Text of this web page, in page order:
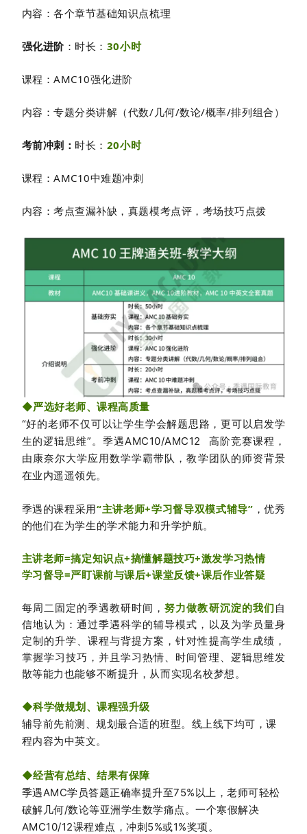
内容：各个章节基础知识点梳理
强化进阶：时长： 30小时
课程：AMC10强化进阶
内容：专题分类讲解（代数/几何/数论/概率/排列组合 ）
考前冲刺： 时长： 20小时
课程：AMC10中难题冲刺
内容：考点查漏补缺，真题模考点评，考场技巧点拨
◆严选好老师、课程高质量
“好的老师不仅可以让学生学会解题思路，更可以启发学
生的逻辑思维”。季遇AMC10/AMC12
高阶竞赛课程，
由康奈尔大学应用数学学霸带队，教学团队的师资背景
在业内遥遥领先。
季遇的课程采用“主讲老师+学习督导双模式辅导” ，优秀
的他们在为学生的学术能力和升学护航。
主讲老师=搞定知识点+搞懂解题技巧+激发学习热情
学习督导=严盯课前与课后+课堂反馈+课后作业答疑
每周二固定的季遇教研时间，努力做教研沉淀的我们自
信地认为：通过季遇科学的辅导模式，以及为学员量身
定制的升学、课程与背提方案，针对性提高学生成绩，
掌握学习技巧，并且学习热情、时间管理、逻辑思维发
散等能力也能够不断提升，从而实现名校梦想。
◆科学做规划、课程强升级
辅导前先前测、规划最合适的班型。线上线下均可，课
程内容为中英文。
◆经营有总结、结果有保障
季遇AMC学员答题正确率提升至75%以上，老师可轻松
破解几何/数论等亚洲学生数学痛点。一个寒假解决
AMC10/12课程难点，冲刺5%或1%奖项。